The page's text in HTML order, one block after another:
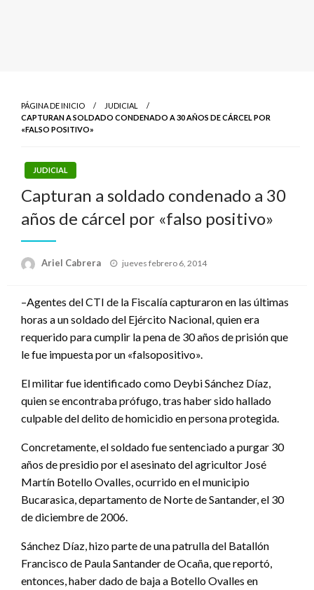
PÁGINA DE INICIO
JUDICIAL
CAPTURAN A SOLDADO CONDENADO A 30 AÑOS DE CÁRCEL POR
«FALSO POSITIVO»
JUDICIAL
Capturan a soldado condenado a 30
años de cárcel por «falso positivo»
Ariel Cabrera
Publicado
jueves febrero 6, 2014
–Agentes del CTI de la Fiscalía capturaron en las últimas
horas a un soldado del Ejército Nacional, quien era
requerido para cumplir la pena de 30 años de prisión que
le fue impuesta por un «falsopositivo».
El militar fue identificado como Deybi Sánchez Díaz,
quien se encontraba prófugo, tras haber sido hallado
culpable del delito de homicidio en persona protegida.
Concretamente, el soldado fue sentenciado a purgar 30
años de presidio por el asesinato del agricultor José
Martín Botello Ovalles, ocurrido en el municipio
Bucarasica, departamento de Norte de Santander, el 30
de diciembre de 2006.
Sánchez Díaz, hizo parte de una patrulla del Batallón
Francisco de Paula Santander de Ocaña, que reportó,
entonces, haber dado de baja a Botello Ovalles en